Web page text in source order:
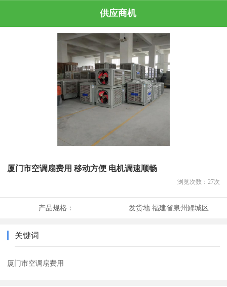
供应商机
厦门市空调扇费用 移动方便 电机调速顺畅
浏览次数： 27次
产品规格： 发货地:福建省泉州鲤城区
关键词
厦门市空调扇费用